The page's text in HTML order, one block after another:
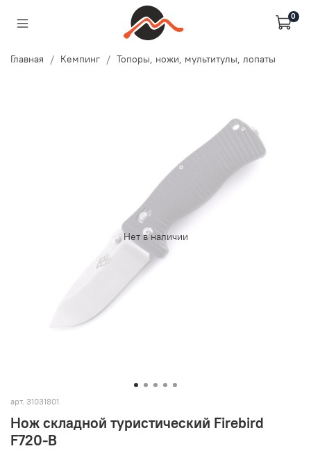
0
Главная Кемпинг Топоры, ножи, мультитулы, лопаты
Нет в наличии
арт. 31031801
Нож складной туристический Firebird
F720-B